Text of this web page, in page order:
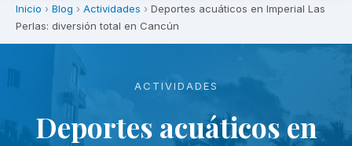
Inicio › Blog › Actividades › Deportes acuáticos en Imperial Las
Perlas: diversión total en Cancún
ACTIVIDADES
Deportes acuáticos en